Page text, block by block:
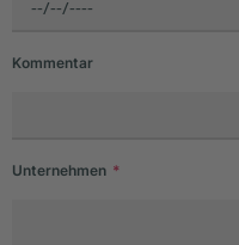
Kommentar
Unternehmen